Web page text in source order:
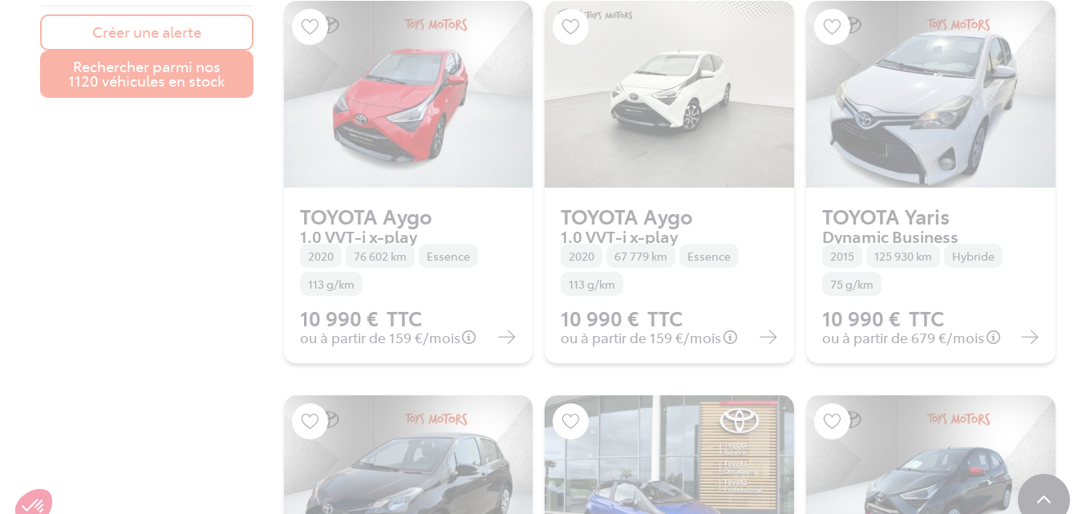
Créer une alerte
Rechercher parmi nos
1120 véhicules en stock
TOYOTA Aygo
1.0 VVT-i x-play
2020 76 602 km
Essence
113 g/km
10 990 € TTC
ou à partir de 159 €/mois
TOYOTA Aygo
1.0 VVT-i x-play
2020 67 779 km
Essence
113 g/km
10 990 € TTC
ou à partir de 159 €/mois
TOYOTA Yaris
Dynamic Business
2015 125 930 km
Hybride
75 g/km
10 990 € TTC
ou à partir de 679 €/mois